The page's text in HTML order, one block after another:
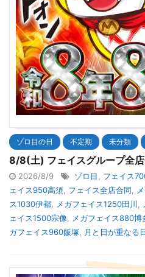
ゾロ目の日 不定期 未分類
8/8(土) フェイスグループ全
2026/8/9 ゾロ目 フェイス
ェイス950高須 フェイス全店合同
ス1030伊都
メガフェイス1250田川
ェイス1500宗像
メガフェイス880博
ガフェイス960飯塚
月と日が重なる